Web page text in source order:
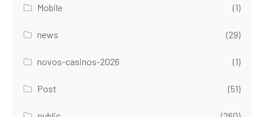
Mobile (1)
news (29)
novos-casinos-2026 (1)
Post (51)